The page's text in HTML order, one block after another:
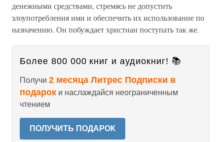
денежными средствами, стремясь не допустить
злоупотребления ими и обеспечить их использование по
назначению. Он побуждает христиан поступать так же.
Более 800 000 книг и аудиокниг! 📚
Получи 2 месяца Литрес Подписки в
подарок и наслаждайся неограниченным
чтением
ПОЛУЧИТЬ ПОДАРОК